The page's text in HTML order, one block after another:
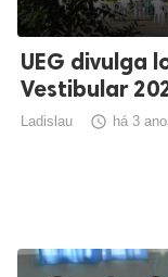
UEG divulga
Vestibular
Ladislau  há 3